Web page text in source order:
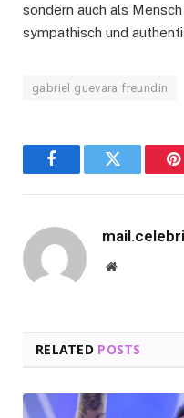
sondern auch als
sympathisch und
gabriel guevara freundin
FacebookTwitter
Website
RELATED POSTS